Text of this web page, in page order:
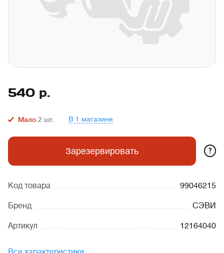
540 р.
Мало 2 шт. В 1 магазине
Зарезервировать ?
Код товара 99046215
Бренд СЭВИ
Артикул 12164040